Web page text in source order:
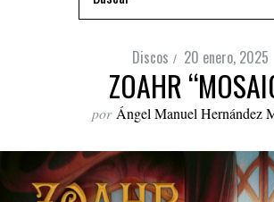
Discos 20 enero, 2025
ZOAHR
por Ángel Manuel Hernández